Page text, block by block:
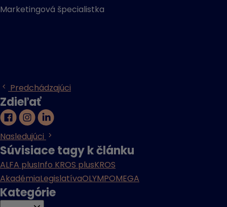
Marketingová špecialistka
Predchádzajúci
Zdieľať
Nasledujúci
Súvisiace tagy k článku
ALFA plusInfo KROS plusKROS
AkadémiaLegislatívaOLYMPOMEGA
Kategórie